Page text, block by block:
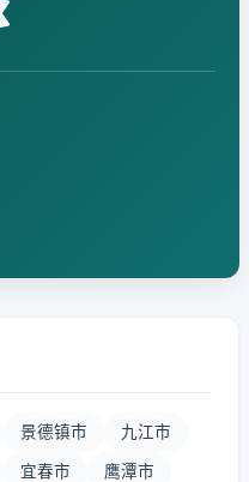
景德镇市 九江市
宜春市 鹰潭市